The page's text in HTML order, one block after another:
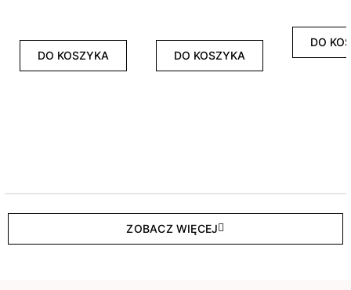
DO KOSZYKA DO KOSZYKA
DO
ZOBACZ WIĘCEJ